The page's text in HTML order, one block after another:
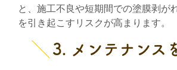
と、施工不良や短期間での塗膜剥が
を引き起こすリスクが高まります。
3. メンテナンス